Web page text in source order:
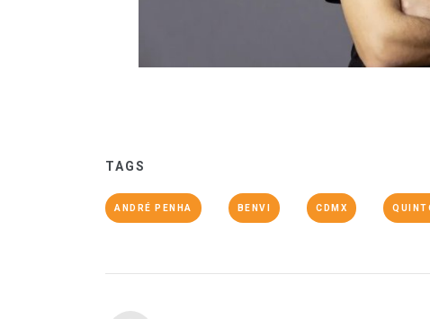
TAGS
ANDRÉ PENHA BENVI CDMX